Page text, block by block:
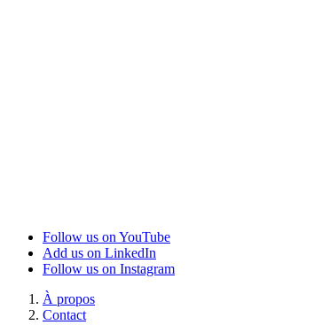
Follow us on YouTube
Add us on LinkedIn
Follow us on Instagram
À propos
Contact